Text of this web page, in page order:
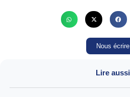
Nous écrire
Lire aussi